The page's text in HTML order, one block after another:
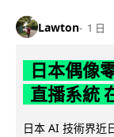
Lawton 1 日
日本偶像
直播系統
日本 AI 技術界近